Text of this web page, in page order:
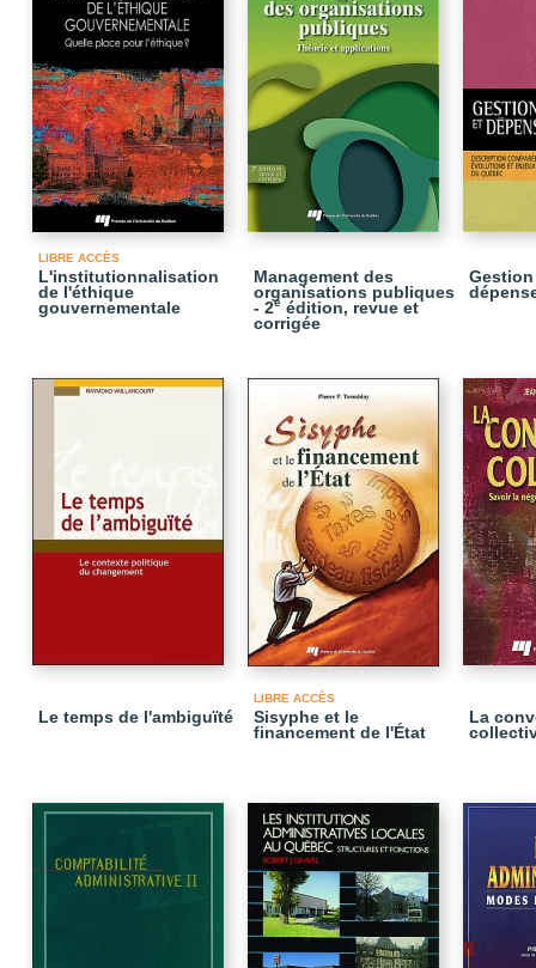
LIBRE ACCÈS
L'institutionnalisation
de l'éthique
gouvernementale
Management des
organisations publiques
- 2e édition, revue et
corrigée
Le temps de l'ambiguïté
LIBRE ACCÈS
Sisyphe et le
financement de l'État
La